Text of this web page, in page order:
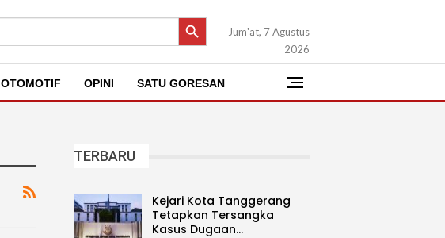
SEARCH BUTTON
Jum'at, 7 Agustus
2026
OTOMOTIF OPINI SATU GORESAN
TERBARU
Kejari Kota Tanggerang
Tetapkan Tersangka
Kasus Dugaan…